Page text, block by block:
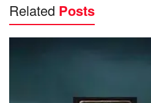
Related Posts